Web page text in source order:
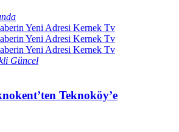
Yeni Adresi Kernek Tv
Yeni Adresi Kernek Tv
Yeni Adresi Kernek Tv
Güncel
Teknoköy’e